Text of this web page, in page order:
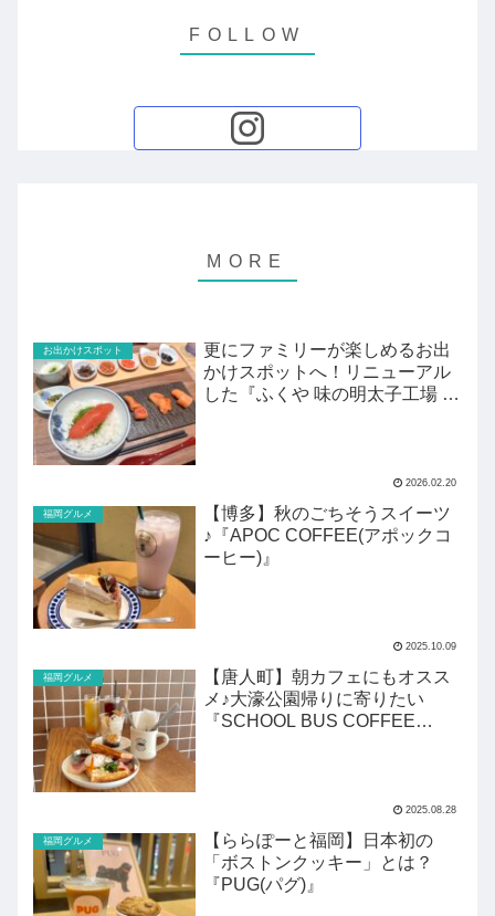
お出かけスポット
更にファミリーが楽しめるお出
かけスポットへ！リニューアル
した『ふくや 味の明太子工場 ハ
2026.02.20
福岡グルメ
【博多】秋のごちそうスイーツ
♪『APOC COFFEE(アポックコ
ーヒー)』
2025.10.09
福岡グルメ
【唐人町】朝カフェにもオスス
メ♪大濠公園帰りに寄りたい
『SCHOOL BUS COFFEE
2025.08.28
福岡グルメ
【ららぽーと福岡】日本初の
「ボストンクッキー」とは？
『PUG(パグ)』